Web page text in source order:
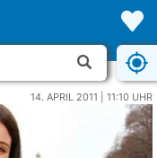
14. APRIL 2011 | 11:10 UHR